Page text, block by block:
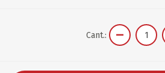
Cant.: